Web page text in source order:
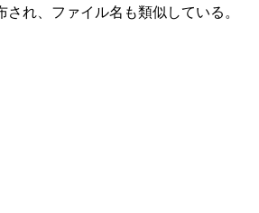
れ、ファイル名も類似している。